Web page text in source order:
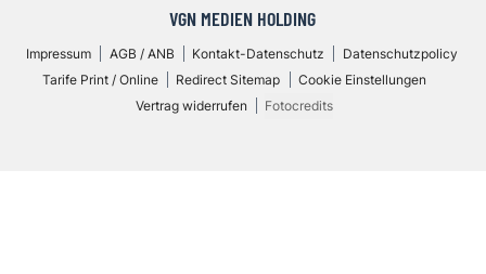
VGN MEDIEN HOLDING
Impressum AGB / ANB Kontakt-Datenschutz
Datenschutzpolicy
Tarife Print / Online
Redirect Sitemap
Cookie Einstellungen
Vertrag widerrufen
Fotocredits